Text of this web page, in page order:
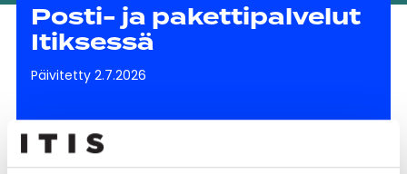
Posti- ja pakettipalvelut
Itiksessä
Päivitetty 2.7.2026